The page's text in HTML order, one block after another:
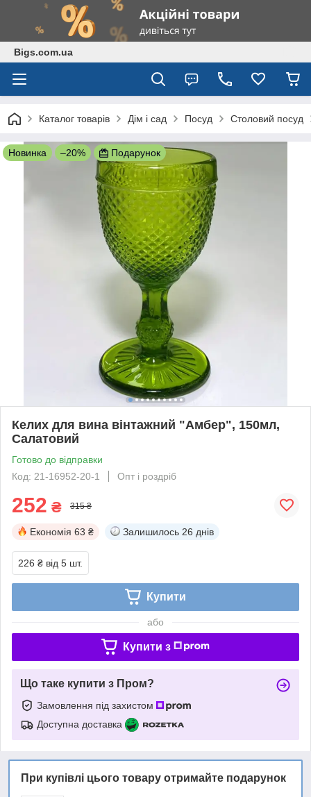
Bigs.com.ua
Каталог товарів Дім і сад Посуд Столовий посуд
Новинка –20% Подарунок
Келих для вина вінтажний "Амбер", 150мл,
Салатовий
Готово до відправки
Код: 21-16952-20-1
Опт і роздріб
252 ₴ 315 ₴
Економія 63 ₴ Залишилось 26 днів
226 ₴ від 5 шт.
Купити
або
Купити з
Що таке купити з Пром?
Замовлення під захистом
Доступна доставка
При купівлі цього товару отримайте подарунок